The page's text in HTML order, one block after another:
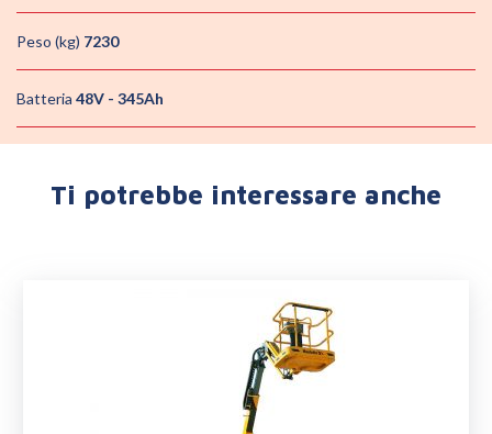
Peso (kg) 7230
Batteria 48V - 345Ah
Ti potrebbe interessare anche